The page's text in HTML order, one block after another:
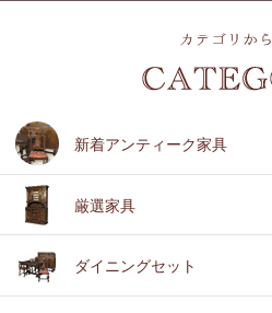
新着アンティーク家具
厳選家具
ダイニングセット